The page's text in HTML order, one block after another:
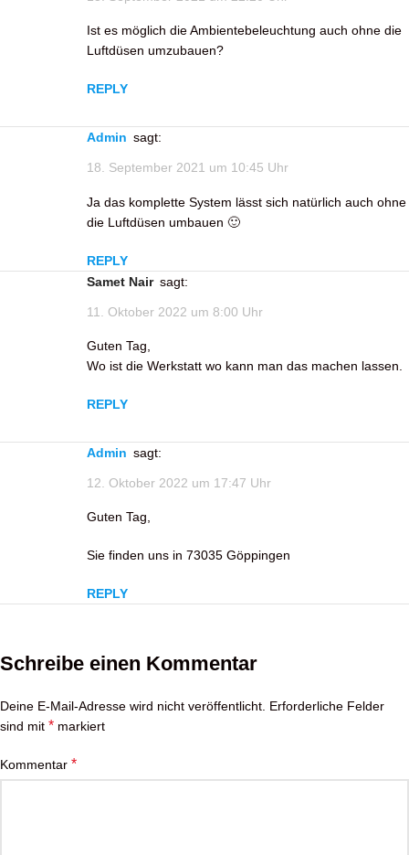
Ist es möglich die Ambientebeleuchtung auch ohne die
Luftdüsen umzubauen?
REPLY
admin sagt:
18. September 2021 um 10:45 Uhr
Ja das komplette System lässt sich natürlich auch ohne
die Luftdüsen umbauen 🙂
REPLY
Samet Nair sagt:
11. Oktober 2022 um 8:00 Uhr
Guten Tag,
Wo ist die Werkstatt wo kann man das machen lassen.
REPLY
admin sagt:
12. Oktober 2022 um 17:47 Uhr
Guten Tag,
Sie finden uns in 73035 Göppingen
REPLY
Schreibe einen Kommentar
Deine E-Mail-Adresse wird nicht veröffentlicht. Erforderliche Felder
sind mit * markiert
Kommentar *